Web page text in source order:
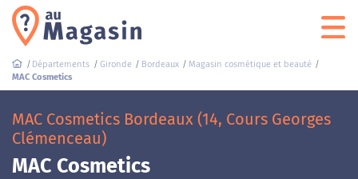
Départements Gironde Bordeaux
Magasin cosmétique et beauté
MAC Cosmetics
MAC Cosmetics Bordeaux (14, Cours Georges
Clémenceau)
MAC Cosmetics